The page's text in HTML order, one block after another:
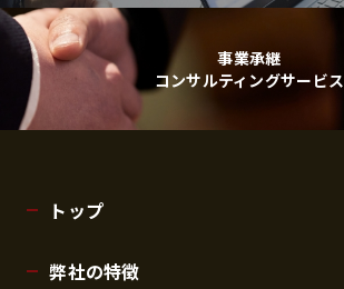
事業承継
コンサルティングサービス
トップ
弊社の特徴